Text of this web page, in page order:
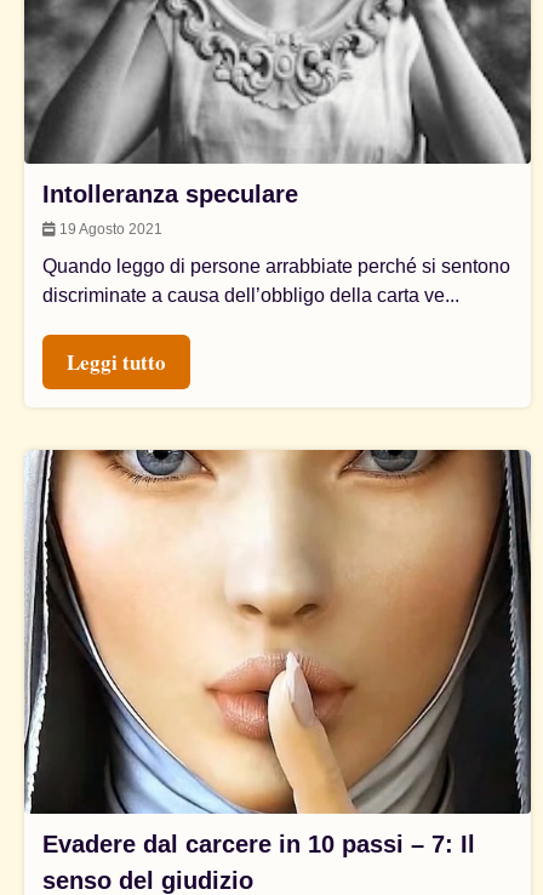
Intolleranza speculare
19 Agosto 2021
Quando leggo di persone arrabbiate perché si sentono
discriminate a causa dell’obbligo della carta ve...
Leggi tutto
Evadere dal carcere in 10 passi – 7: Il
senso del giudizio